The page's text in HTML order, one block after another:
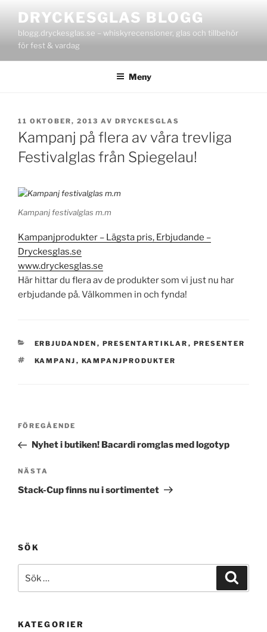
innehåll
DRYCKESGLAS BLOGG
blogg.dryckesglas.se – whiskyrecensioner, glas och tillbehör
för fest & vardag
Meny
PUBLICERAT
11 OKTOBER, 2013 AV DRYCKESGLAS
Kampanj på flera av våra trevliga
Festivalglas från Spiegelau!
Kampanj festivalglas m.m
Kampanjprodukter – Lägsta pris, Erbjudande –
Dryckesglas.se
www.dryckesglas.se
Här hittar du flera av de produkter som vi just nu har
erbjudande på. Välkommen in och fynda!
KATEGORIER
ERBJUDANDEN , PRESENTARTIKLAR , PRESENTER
TAGGAR
KAMPANJ , KAMPANJPRODUKTER
Inläggsnavigering
Föregående
inlägg
FÖREGÅENDE
Nyhet i butiken! Bacardi romglas med logotyp
Nästa
inlägg
NÄSTA
Stack-Cup finns nu i sortimentet
SÖK
efter:
KATEGORIER